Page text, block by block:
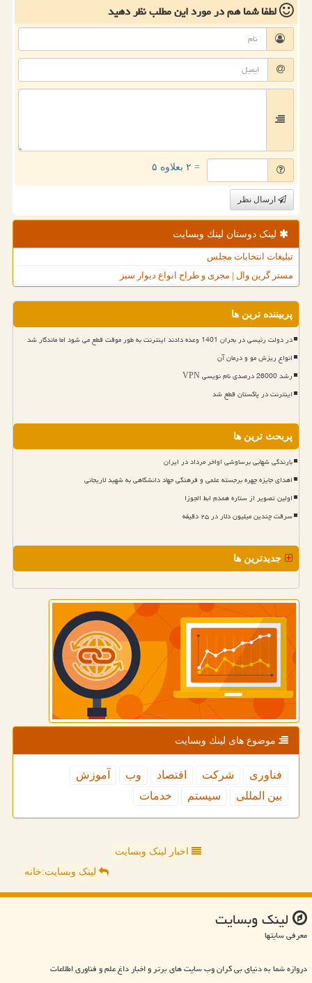
لطفا شما همدر مورد این مطلبنظر دهید
= ۲ بعلاوه ۵
ارسال نظر
لینک دوستان لینك وبسایت
تبلیغات انتخابات مجلس
مستر گرین وال | مجری و طراح انواع دیوار سبز
پربیننده ترین ها
در دولت رئیسی در بحران 1401 وعده دادند اینترنت به طور موقت قطع می شود اما ماندگار شد
انواع ریزش مو و درمان آن
رشد 26000 درصدی نام نویسی VPN
اینترنت در پاکستان قطع شد
پربحث ترین ها
بارندگی شهابی برساوشی اواخر مرداد در ایران
اهدای جایزه چهره برجسته علمی و فرهنگی جهاد دانشگاهی به شهید لاریجانی
اولین تصویر از ستاره همدم ابط الجوزا
سرقت چندین میلیون دلار در ۲۵ دقیقه
جدیدترین ها
موضوع های لینك وبسایت
فناوری شركت اقتصاد وب
آموزش
بین المللی
سیستم خدمات
اخبار لینک وبسایت
لینک وبسایت:خانه
لینك وبسایت
معرفی سایتها
دروازه شما به دنیای بی کران وب سایت های برتر و اخبار داغ علم و فناوری اطلاعات